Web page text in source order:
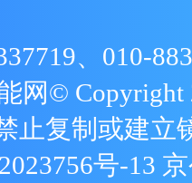
、010-
网© Copyright
止复制或建立
号-13